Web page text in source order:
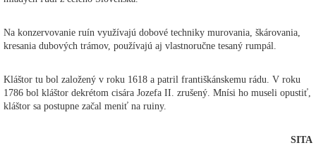
Na konzervovanie ruín využívajú dobové techniky murovania, škárovania,
kresania dubových trámov, používajú aj vlastnoručne tesaný rumpál.
Kláštor tu bol založený v roku 1618 a patril františkánskemu rádu. V roku
1786 bol kláštor dekrétom cisára Jozefa II. zrušený. Mnísi ho museli opustiť,
kláštor sa postupne začal meniť na ruiny.
SITA